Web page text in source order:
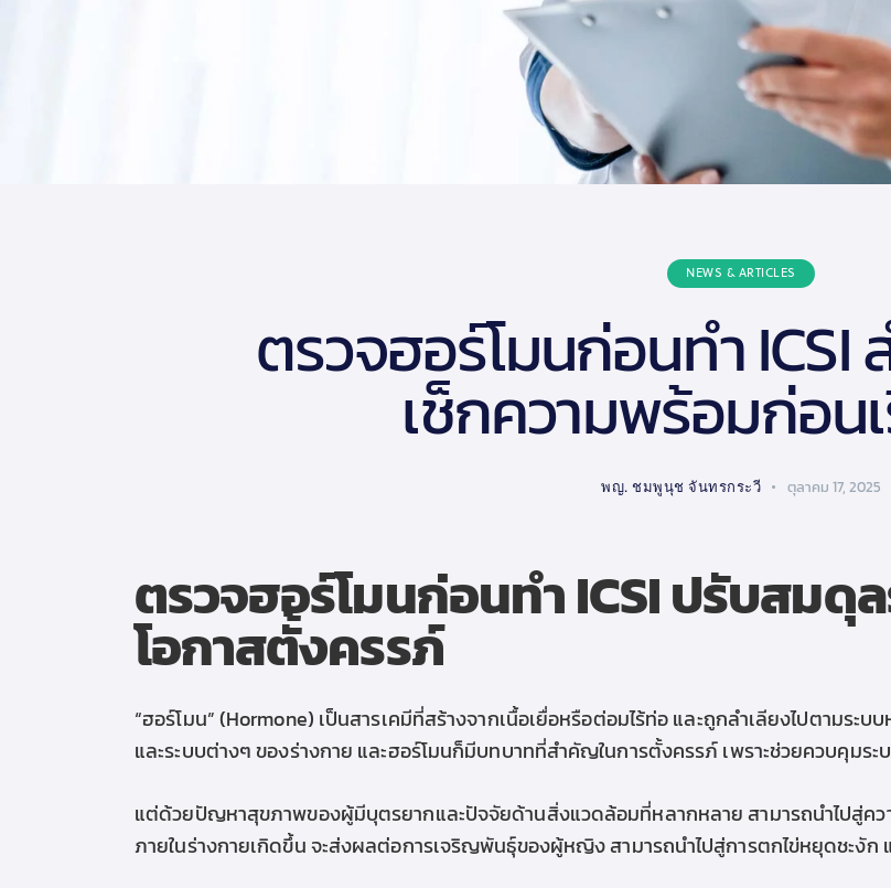
NEWS & ARTICLES
ตรวจฮอร์โมนก่อนทำ ICSI
เช็กความพร้อมก่อน
พญ. ชมพูนุช จันทรกระวี ตุลาคม 17, 2025
ตรวจฮอร์โมนก่อนทำ ICSIปรับสมดุ
โอกาสตั้งครรภ์
“ฮอร์โมน”(Hormone) เป็นสารเคมีที่สร้างจากเนื้อเยื่อหรือต่อมไร้ท่อ และถูกลำเลียงไปตามระบ
และระบบต่างๆ ของร่างกาย และฮอร์โมนก็มีบทบาทที่สำคัญในการตั้งครรภ์ เพราะช่วยควบคุม
แต่ด้วยปัญหาสุขภาพของผู้มีบุตรยากและปัจจัยด้านสิ่งแวดล้อมที่หลากหลาย สามารถนำไปสู่ค
ภายในร่างกายเกิดขึ้น จะส่งผลต่อการเจริญพันธุ์ของผู้หญิง สามารถนำไปสู่การตกไข่หยุดชะงัก